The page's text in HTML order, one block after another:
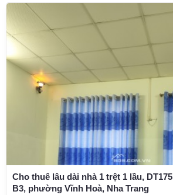
Cho thuê lâu dài nhà 1 trệt 1 lầu,
B3, phường Vĩnh Hoà, Nha Trang